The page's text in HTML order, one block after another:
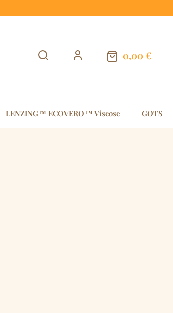
0,00 €
Warenkorb
LENZING™ ECOVERO™ Viscose GOTS